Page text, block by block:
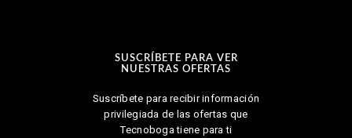
SUSCRÍBETE PARA VER
NUESTRAS OFERTAS
Suscríbete para recibir información
privilegiada de las ofertas que
Tecnoboga tiene para ti